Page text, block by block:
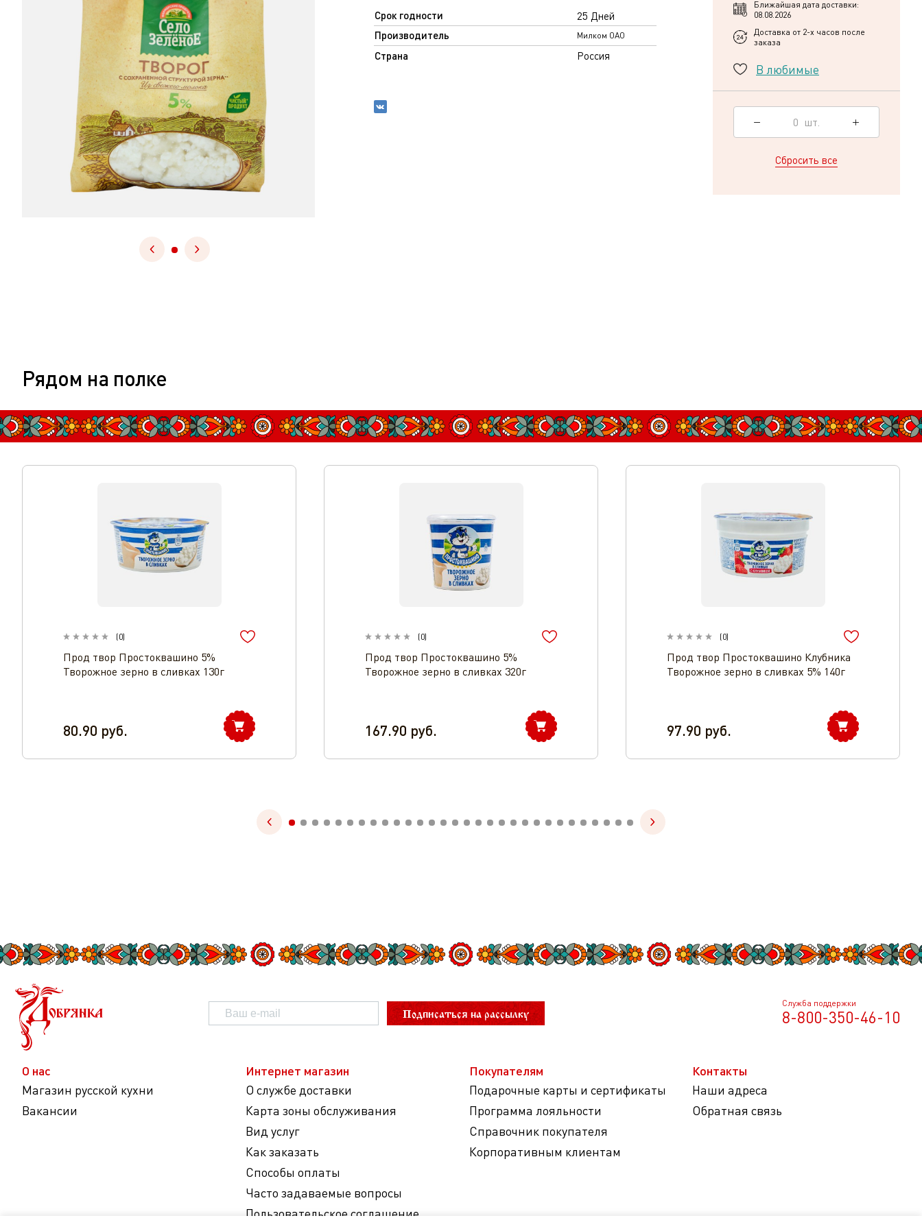
Срок годности 25 Дней
Производитель Милком ОАО
Страна Россия
Ближайшая дата доставки:
08.08.2026
Доставка от 2-х часов после
заказа
В любимые
0 шт.
Сбросить все
Рядом на полке
(0)
Прод твор Простоквашино 5%
Творожное зерно в сливках 130г
80.90 руб.
(0)
Прод твор Простоквашино 5%
Творожное зерно в сливках 320г
167.90 руб.
(0)
Прод твор Простоквашино Клубника
Творожное зерно в сливках 5% 140г
97.90 руб.
Подписаться на рассылку
Служба поддержки
8-800-350-46-10
О нас
Магазин русской кухни
Вакансии
Интернет магазин
О службе доставки
Карта зоны обслуживания
Вид услуг
Как заказать
Способы оплаты
Часто задаваемые вопросы
Пользовательское соглашение
Покупателям
Подарочные карты и сертификаты
Программа лояльности
Справочник покупателя
Корпоративным клиентам
Контакты
Наши адреса
Обратная связь